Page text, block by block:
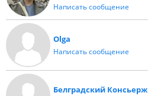
Написать сообщение
Olga
Написать сообщение
Белградский Консьерж